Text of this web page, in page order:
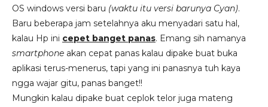
OS windows versi baru (waktu itu versi barunya Cyan).
Baru beberapa jam setelahnya aku menyadari satu hal,
kalau Hp ini cepet banget panas. Emang sih namanya
smartphone akan cepat panas kalau dipake buat buka
aplikasi terus-menerus, tapi yang ini panasnya tuh kaya
ngga wajar gitu, panas banget!!
Mungkin kalau dipake buat ceplok telor juga mateng